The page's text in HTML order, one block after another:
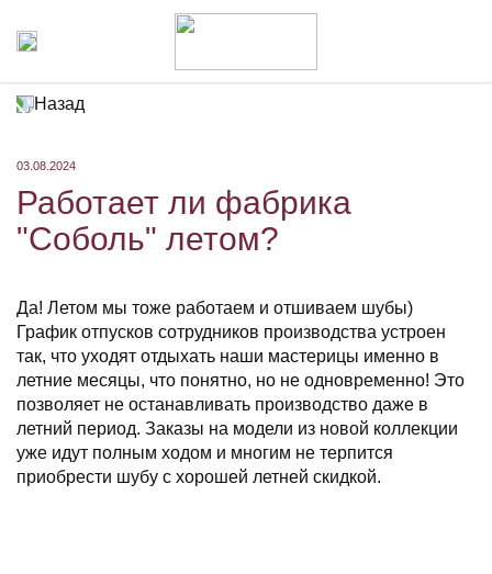
Назад
03.08.2024
Работает ли фабрика
"Соболь" летом?
Да! Летом мы тоже работаем и отшиваем шубы)
График отпусков сотрудников производства устроен
так, что уходят отдыхать наши мастерицы именно в
летние месяцы, что понятно, но не одновременно! Это
позволяет не останавливать производство даже в
летний период. Заказы на модели из новой коллекции
уже идут полным ходом и многим не терпится
приобрести шубу с хорошей летней скидкой.